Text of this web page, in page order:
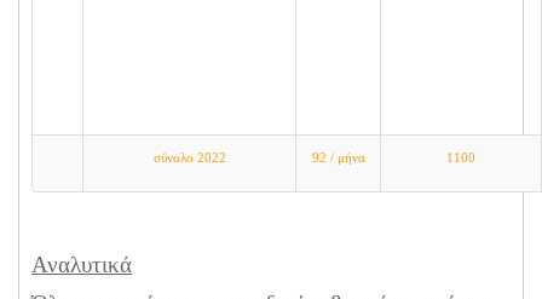
σύνολο 2022 92 / μήνα 1100
Αναλυτικά